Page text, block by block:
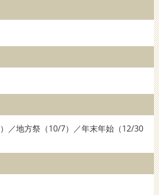
／地方祭（10/7）／年末年始（12/30